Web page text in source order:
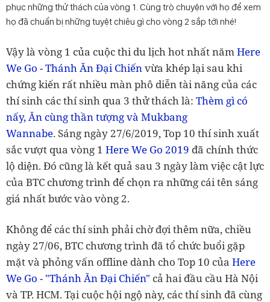
phục những thử thách của vòng 1. Cùng trò chuyện với họ để xem
họ đã chuẩn bị những tuyệt chiêu gì cho vòng 2 sắp tới nhé!
Vậy là vòng 1 của cuộc thi du lịch hot nhất nămHere
We Go - Thánh Ăn Đại Chiếnvừa khép lại sau khi
chứng kiến rất nhiều màn phô diễn tài năng của các
thí sinh các thí sinh qua 3 thử thách là: Thèm gì có
nấy, Ăn cùng thần tượng và Mukbang
Wannabe. Sáng ngày 27/6/2019, Top 10 thí sinh xuất
sắc vượt qua vòng 1 Here We Go 2019 đã chính thức
lộ diện. Đó cũng là kết quả sau 3 ngày làm việc cật lực
của BTC chương trình để chọn ra những cái tên sáng
giá nhất bước vào vòng 2.
Không để các thí sinh phải chờ đợi thêm nữa, chiều
ngày 27/06, BTC chương trình đã tổ chức buổi gặp
mặt và phỏng vấn offline dành cho Top 10 của Here
We Go - "Thánh Ăn Đại Chiến" cả hai đầu cầu Hà Nội
và TP. HCM. Tại cuộc hội ngộ này, các thí sinh đã cùng